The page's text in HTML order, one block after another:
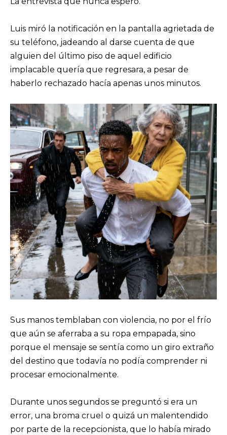
Luis miró la notificación en la pantalla agrietada de
su teléfono, jadeando al darse cuenta de que
alguien del último piso de aquel edificio
implacable quería que regresara, a pesar de
haberlo rechazado hacía apenas unos minutos.
Sus manos temblaban con violencia, no por el frío
que aún se aferraba a su ropa empapada, sino
porque el mensaje se sentía como un giro extraño
del destino que todavía no podía comprender ni
procesar emocionalmente.
Durante unos segundos se preguntó si era un
error, una broma cruel o quizá un malentendido
por parte de la recepcionista, que lo había mirado